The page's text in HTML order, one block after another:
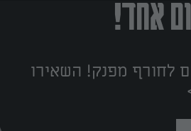
אחד!
לחורף מפנק! השאירו